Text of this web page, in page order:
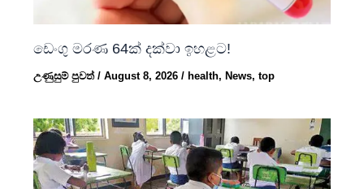
ඩෙංගු මරණ 64ක් දක්වා ඉහළට!
උණුසුම් පුවත්/August 8, 2026/ health, News,top